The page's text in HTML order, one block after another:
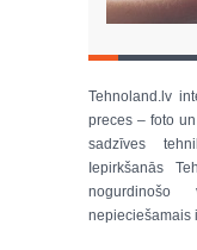
Tehnoland.lv
preces – foto
sadzīves
Iepirkšanās
nepieciešamais